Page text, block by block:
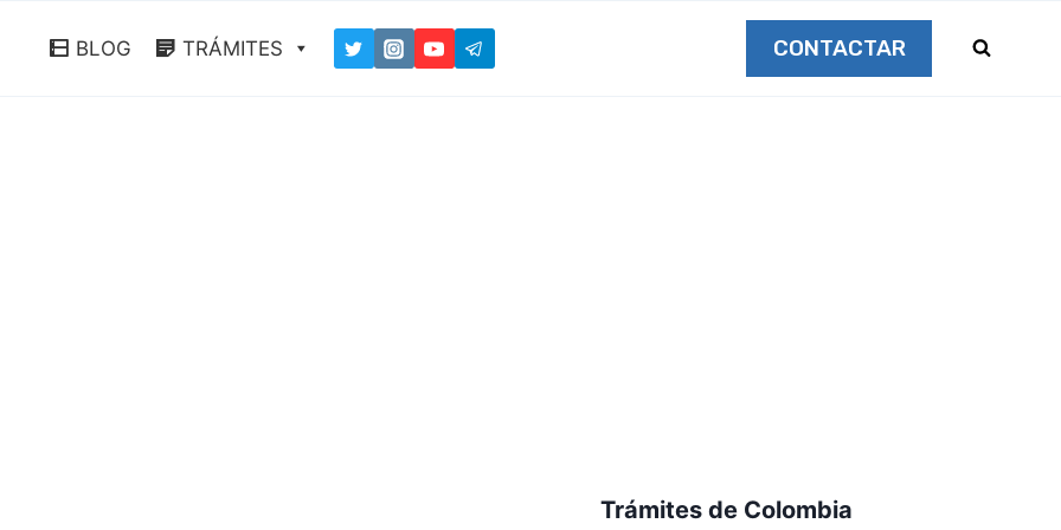
BLOG TRÁMITES CONTACTAR
Trámites de Colombia